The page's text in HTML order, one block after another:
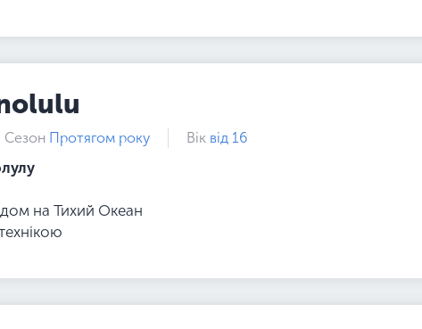
Сезон Протягом року Вік від 16
на Тихий Океан